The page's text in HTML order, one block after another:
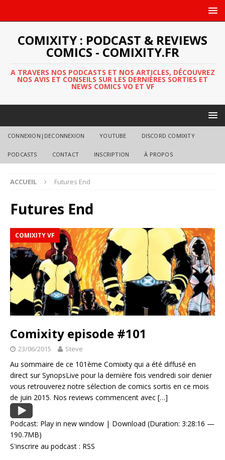
COMIXITY : PODCAST & REVIEWS
COMICS - COMIXITY.FR
A TRAVERS NOS PODCASTS ET NOS ARTICLES, DÉCOUVREZ
NOS AVIS ET CONSEILS SUR LES DERNIÈRES SORTIES ET
NEWS COMICS VO ET VF
CONNEXION|DECONNEXION YOUTUBE DISCORD COMIXITY
PODCASTS CONTACT INSCRIPTION À PROPOS
ACCUEIL Futures End
Futures End
COMIXITY VF
Comixity episode #101
23/06/2015 Steve
Au sommaire de ce 101ème Comixity qui a été diffusé en
direct sur SynopsLive pour la dernière fois vendredi soir denier
vous retrouverez notre sélection de comics sortis en ce mois
de juin 2015. Nos reviews commencent avec […]
Podcast: Play in new window | Download (Duration: 3:28:16 —
190.7MB)
S'inscrire au podcast : RSS